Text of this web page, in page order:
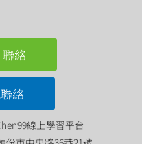
聯絡
絡
線上學習平台